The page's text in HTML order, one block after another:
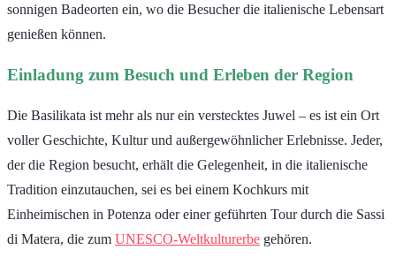
sonnigen Badeorten ein, wo die Besucher die italienische Lebensart
genießen können.
Einladung zum Besuch und Erleben der Region
Die Basilikata ist mehr als nur ein verstecktes Juwel – es ist ein Ort
voller Geschichte, Kultur und außergewöhnlicher Erlebnisse. Jeder,
der die Region besucht, erhält die Gelegenheit, in die italienische
Tradition einzutauchen, sei es bei einem Kochkurs mit
Einheimischen in Potenza oder einer geführten Tour durch die Sassi
di Matera, die zum UNESCO-Weltkulturerbe gehören.